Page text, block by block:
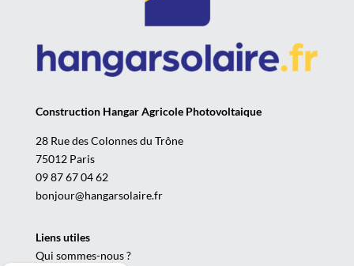
Construction Hangar Agricole Photovoltaique
28 Rue des Colonnes du Trône
75012 Paris
09 87 67 04 62
bonjour@hangarsolaire.fr
Liens utiles
Qui sommes-nous ?